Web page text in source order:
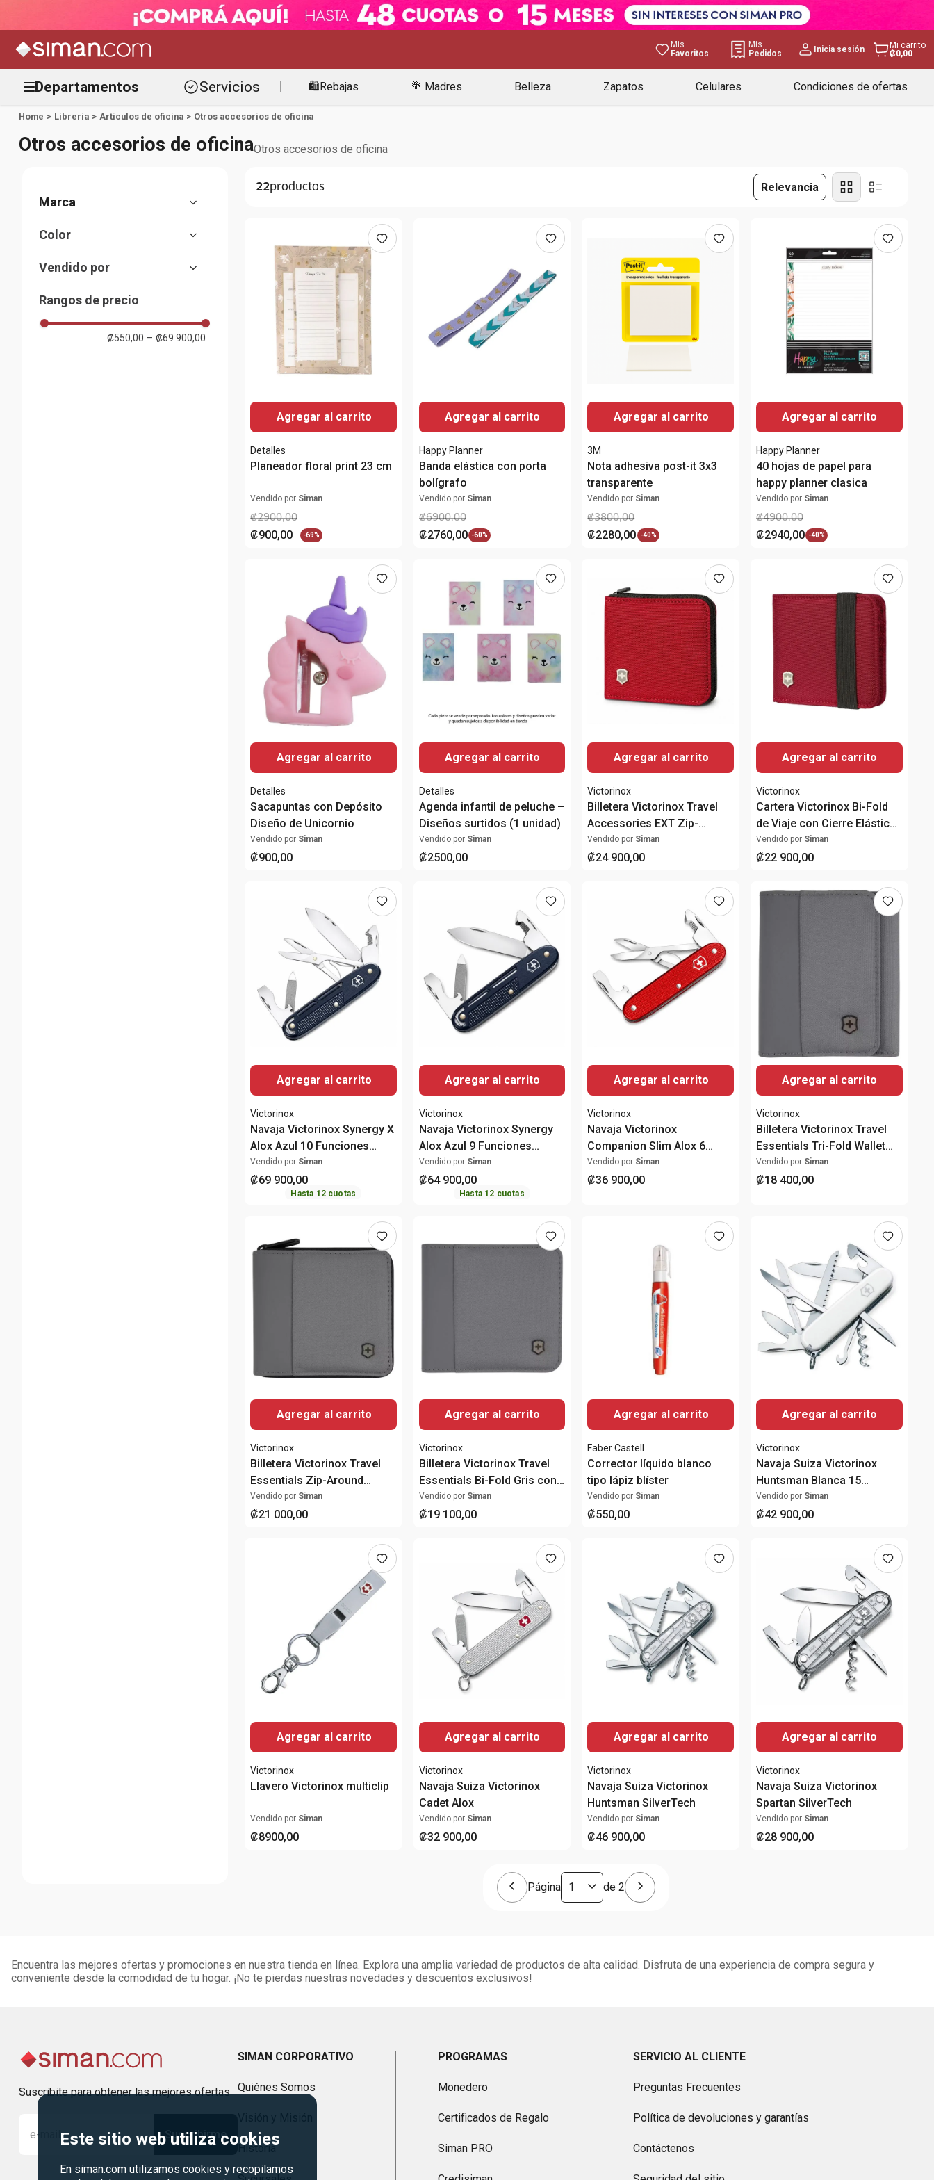
Mis
Favoritos
Mis
Pedidos
Inicia sesión
Mi carrito
₡0,00
Departamentos Servicios 🛍️Rebajas 💐 Madres Belleza Zapatos Celulares Condiciones de ofertas
Este sitio web utiliza cookies
En siman.com utilizamos cookies y recopilamos
Libreria Articulos de oficina Otros accesorios de oficina
Otros accesorios de oficinaOtros accesorios de oficina
Detalles
Zippo
3M
Color
Gris
Rojo
Blanco
Vendido por
Rangos de precio
₡550,00 – ₡69 900,00
22 Relevancia
Agregar al carrito
Detalles
Planeador floral print 23 cm
Vendido por Siman
₡2900,00
₡900,00 -69%
Agregar al carrito
Happy Planner
Banda elástica con porta
bolígrafo
Vendido por Siman
₡6900,00
₡2760,00 -60%
Agregar al carrito
3M
Nota adhesiva post-it 3x3
transparente
Vendido por Siman
₡3800,00
₡2280,00 -40%
Agregar al carrito
Happy Planner
40 hojas de papel para
happy planner clasica
Vendido por Siman
₡4900,00
₡2940,00 -40%
Agregar al carrito
Detalles
Sacapuntas con Depósito
Diseño de Unicornio
Vendido por Siman
₡900,00
Agregar al carrito
Detalles
Agenda infantil de peluche –
Diseños surtidos (1 unidad)
Vendido por Siman
₡2500,00
Agregar al carrito
Victorinox
Billetera Victorinox Travel
Accessories EXT Zip-
Around Roja con Protección
RFID
Vendido por Siman
₡24 900,00
Agregar al carrito
Victorinox
Cartera Victorinox Bi-Fold
de Viaje con Cierre Elástico
y Bolsillo para Monedas
Vendido por Siman
₡22 900,00
Agregar al carrito
Victorinox
Navaja Victorinox Synergy X
Alox Azul 10 Funciones
0.8226.22
Vendido por Siman
₡69 900,00
Hasta 12 cuotas
Agregar al carrito
Victorinox
Navaja Victorinox Synergy
Alox Azul 9 Funciones
0.8216.22
Vendido por Siman
₡64 900,00
Hasta 12 cuotas
Agregar al carrito
Victorinox
Navaja Victorinox
Companion Slim Alox 6
Funciones Roja
Vendido por Siman
₡36 900,00
Agregar al carrito
Victorinox
Billetera Victorinox Travel
Essentials Tri-Fold Wallet
RFID Gris
Vendido por Siman
₡18 400,00
Agregar al carrito
Victorinox
Billetera Victorinox Travel
Essentials Zip-Around
Wallet Gris con Protección
RFID
Vendido por Siman
₡21 000,00
Agregar al carrito
Victorinox
Billetera Victorinox Travel
Essentials Bi-Fold Gris con
Protección RFID
Vendido por Siman
₡19 100,00
Agregar al carrito
Faber Castell
Corrector líquido blanco
tipo lápiz blíster
Vendido por Siman
₡550,00
Agregar al carrito
Victorinox
Navaja Suiza Victorinox
Huntsman Blanca 15
Funciones 91 mm
Vendido por Siman
₡42 900,00
Agregar al carrito
Victorinox
Llavero Victorinox multiclip
Vendido por Siman
₡8900,00
Agregar al carrito
Victorinox
Navaja Suiza Victorinox
Cadet Alox
Vendido por Siman
₡32 900,00
Agregar al carrito
Victorinox
Navaja Suiza Victorinox
Huntsman SilverTech
Vendido por Siman
₡46 900,00
Agregar al carrito
Victorinox
Navaja Suiza Victorinox
Spartan SilverTech
Vendido por Siman
₡28 900,00
Página de2
Encuentra las mejores ofertas y promociones en nuestra tienda en línea. Explora una amplia variedad de productos de alta calidad. Disfruta de una experiencia de compra segura y
conveniente desde la comodidad de tu hogar. ¡No te pierdas nuestras novedades y descuentos exclusivos!
Suscribite para obtener las mejores ofertas
Suscribirme
SIMAN CORPORATIVO
Quiénes Somos
Historia
PROGRAMAS
Monedero
Certificados de Regalo
Siman PRO
SERVICIO AL CLIENTE
Preguntas Frecuentes
Política de devoluciones y garantías
Contáctenos